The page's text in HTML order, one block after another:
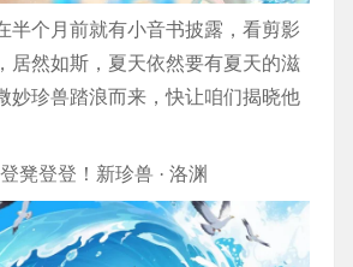
半个月前就有小音书披露，看剪影
居然如斯，夏天依然要有夏天的滋
妙珍兽踏浪而来，快让咱们揭晓他
登凳登登！新珍兽 · 洛渊